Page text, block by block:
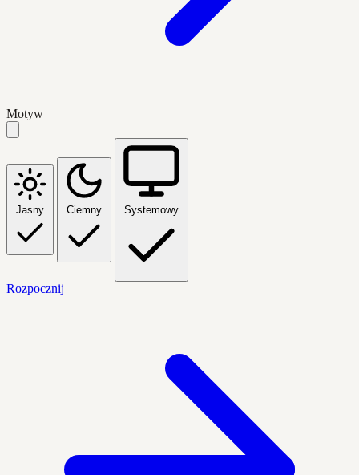
Motyw
Jasny Ciemny Systemowy
Rozpocznij